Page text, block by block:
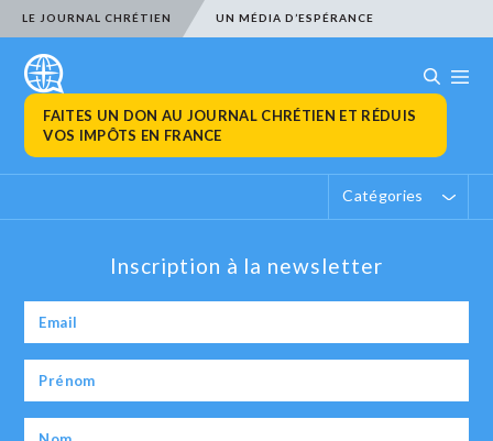
LE JOURNAL CHRÉTIEN UN MÉDIA D’ESPÉRANCE
FAITES UN DON AU JOURNAL CHRÉTIEN ET RÉDUIS
VOS IMPÔTS EN FRANCE
Catégories
Inscription à la newsletter